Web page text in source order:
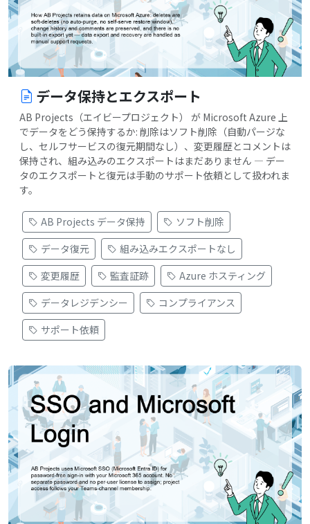
データ保持とエクスポート
AB Projects（エイビープロジェクト） が Microsoft Azure 上
でデータをどう保持するか: 削除はソフト削除（自動パージな
し、セルフサービスの復元期間なし）、変更履歴とコメントは
保持され、組み込みのエクスポートはまだありません — デー
タのエクスポートと復元は手動のサポート依頼として扱われま
す。
AB Projects データ保持
ソフト削除
データ復元
組み込みエクスポートなし
変更履歴
監査証跡
Azure ホスティング
データレジデンシー
コンプライアンス
サポート依頼